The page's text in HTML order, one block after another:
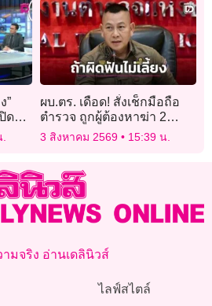
”
ด
.
ผบ.ตร. เดือด! สั่งเช็กมือถือ
ตำรวจ ถูกผู้ต้องหาฆ่า 2
รัสเซียพาดพิงคดียา หากพบ
3 สิงหาคม 2569 15:39 น.
มจริง อ่านเดลินิวส์
ไลฟ์สไตล์